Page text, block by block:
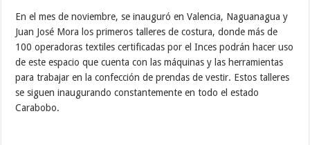
En el mes de noviembre, se inauguró en Valencia, Naguanagua y
Juan José Mora los primeros talleres de costura, donde más de
100 operadoras textiles certificadas por el Inces podrán hacer uso
de este espacio que cuenta con las máquinas y las herramientas
para trabajar en la confección de prendas de vestir. Estos talleres
se siguen inaugurando constantemente en todo el estado
Carabobo.